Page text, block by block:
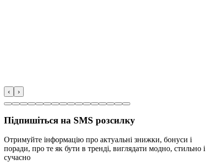
‹ ›
Підпишіться на SMS розсилку
Отримуйте інформацію про актуальні знижки, бонуси і
поради, про те як бути в тренді, виглядати модно, стильно і
сучасно